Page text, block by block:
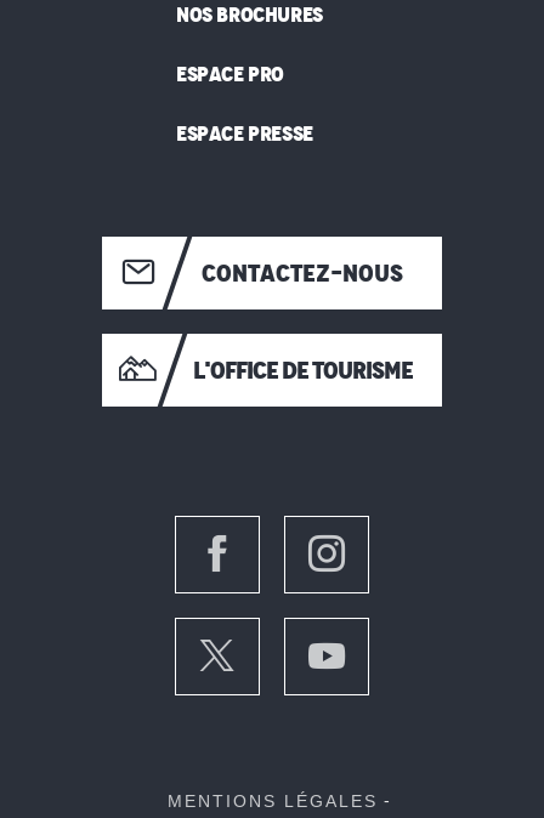
NOS BROCHURES
ESPACE PRO
ESPACE PRESSE
CONTACTEZ-NOUS
L'OFFICE DE TOURISME
MENTIONS LÉGALES